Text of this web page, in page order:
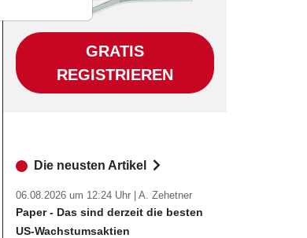
GRATIS
REGISTRIEREN
Die neusten Artikel
06.08.2026 um 12:24 Uhr | A. Zehetner
Paper - Das sind derzeit die besten
US-Wachstumsaktien